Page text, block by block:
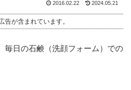
2016.02.22 2024.05.21
告が含まれています。
毎日の石鹸（洗顔フォーム）での